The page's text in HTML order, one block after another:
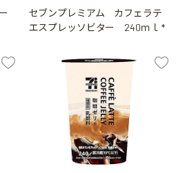
セブンプレミアム カフェラテ
エスプレッソビター 240ｍｌ *